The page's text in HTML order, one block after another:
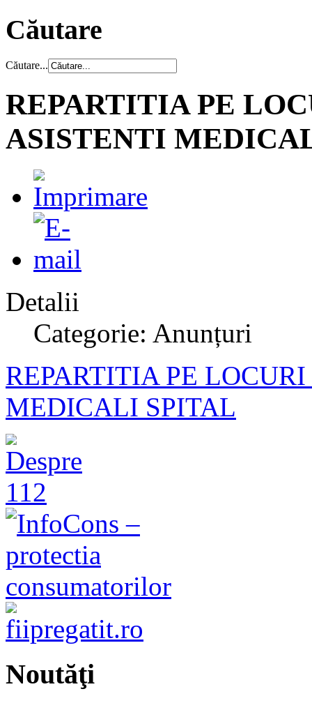
Căutare
Căutare...
REPARTITIA PE
ASISTENTI
Detalii
Categorie: Anunțuri
REPARTITIA PE
MEDICALI SPITAL
Noutăţi